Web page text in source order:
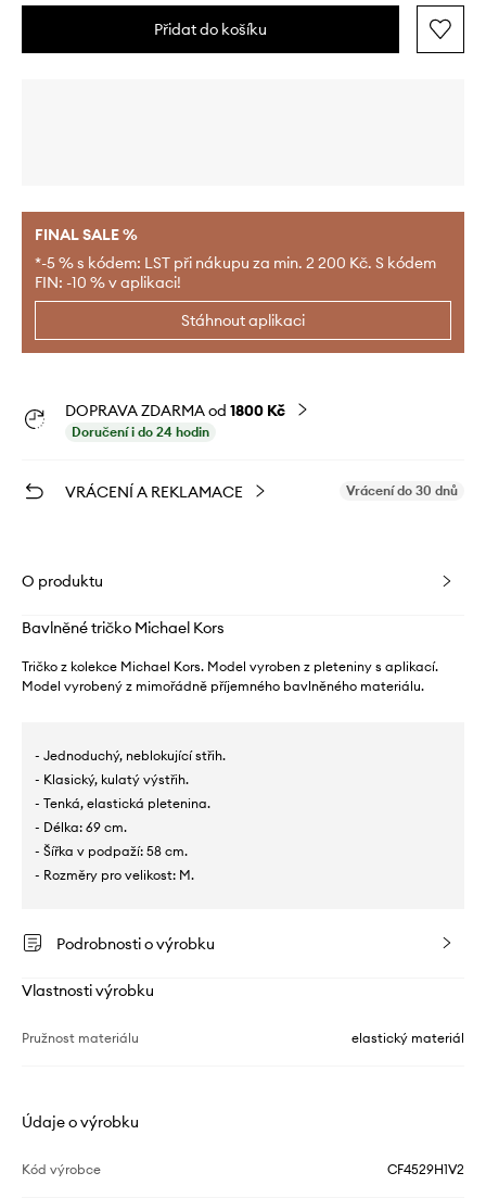
Přidat do košíku
FINAL SALE %
*-5 % s kódem: LST při nákupu za min. 2 200 Kč. S kódem
FIN: -10 % v aplikaci!
Stáhnout aplikaci
DOPRAVA ZDARMA od 1800 Kč
Doručení i do 24 hodin
VRÁCENÍ A REKLAMACE Vrácení do 30 dnů
O produktu
Bavlněné tričko Michael Kors
Tričko z kolekce Michael Kors. Model vyroben z pleteniny s aplikací.
Model vyrobený z mimořádně příjemného bavlněného materiálu.
- Jednoduchý, neblokující střih.
- Klasický, kulatý výstřih.
- Tenká, elastická pletenina.
- Délka: 69 cm.
- Šířka v podpaží: 58 cm.
- Rozměry pro velikost: M.
Podrobnosti o výrobku
Vlastnosti výrobku
Pružnost materiálu elastický materiál
Údaje o výrobku
Kód výrobce CF4529H1V2